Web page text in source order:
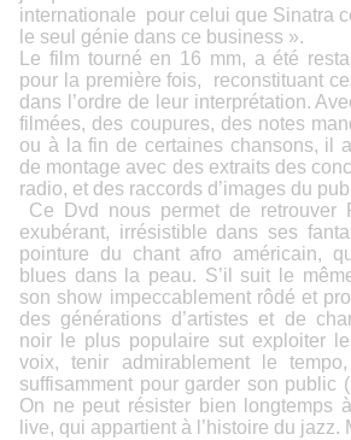
internationale pour celui que Sinatra
le seul génie dans ce business ».
Le film tourné en 16 mm, a été
pour la première fois, reconstituant
dans l’ordre de leur interprétation.
filmées, des coupures, des notes
ou à la fin de certaines chansons, il
de montage avec des extraits des
radio, et des raccords d’images du
Ce Dvd nous permet de retrouver
exubérant, irrésistible dans ses
pointure du chant afro américain,
blues dans la peau. S’il suit le
son show impeccablement rôdé et
des générations d’artistes et de
noir le plus populaire sut exploiter
voix, tenir admirablement le
suffisamment pour garder son public
On ne peut résister bien longtemps
live, qui appartient à l’histoire du jazz.